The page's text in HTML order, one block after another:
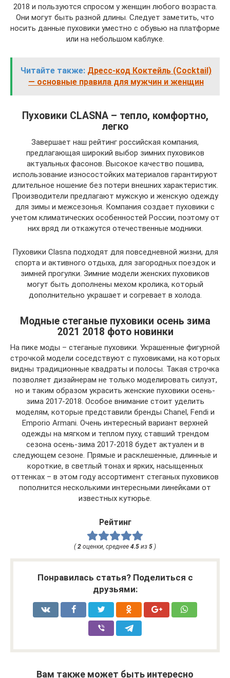
2018 и пользуются спросом у женщин любого возраста.
Они могут быть разной длины. Следует заметить, что
носить данные пуховики уместно с обувью на платформе
или на небольшом каблуке.
Читайте также: Дресс-код Коктейль (Cocktail)
— основные правила для мужчин и женщин
Пуховики CLASNA – тепло, комфортно,
легко
Завершает наш рейтинг российская компания,
предлагающая широкий выбор зимних пуховиков
актуальных фасонов. Высокое качество пошива,
использование износостойких материалов гарантируют
длительное ношение без потери внешних характеристик.
Производители предлагают мужскую и женскую одежду
для зимы и межсезонья. Компания создает пуховики с
учетом климатических особенностей России, поэтому от
них вряд ли откажутся отечественные модники.
Пуховики Clasna подходят для повседневной жизни, для
спорта и активного отдыха, для загородных поездок и
зимней прогулки. Зимние модели женских пуховиков
могут быть дополнены мехом кролика, который
дополнительно украшает и согревает в холода.
Модные стеганые пуховики осень зима
2021 2018 фото новинки
На пике моды – стеганые пуховики. Украшенные фигурной
строчкой модели соседствуют с пуховиками, на которых
видны традиционные квадраты и полосы. Такая строчка
позволяет дизайнерам не только моделировать силуэт,
но и таким образом украсить женские пуховики осень-
зима 2017-2018. Особое внимание стоит уделить
моделям, которые представили бренды Chanel, Fendi и
Emporio Armani. Очень интересный вариант верхней
одежды на мягком и теплом пуху, ставший трендом
сезона осень-зима 2017-2018 будет актуален и в
следующем сезоне. Прямые и расклешенные, длинные и
короткие, в светлый тонах и ярких, насыщенных
оттенках – в этом году ассортимент стеганых пуховиков
пополнится несколькими интересными линейками от
известных кутюрье.
Рейтинг
(2 оценки, среднее 4.5 из 5 )
Понравилась статья? Поделиться с
друзьями:
Вам также может быть интересно